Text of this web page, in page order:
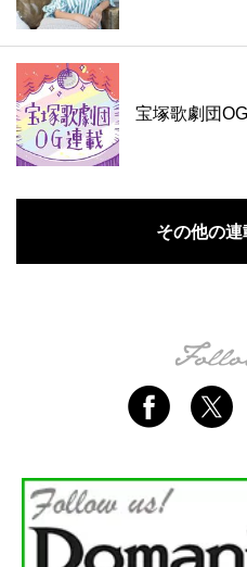
宝塚歌劇団OG
その他の